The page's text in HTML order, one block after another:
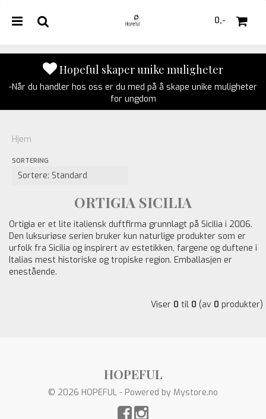
0,-
Hopeful skaper unike muligheter
-Når du handler hos oss er du med på å skape unike muligheter
for ungdom
Hjem
SORTERING
ORTIGIA SICILIA
Ortigia er et lite italiensk duftfirma grunnlagt på Sicilia i 2006.
Den luksuriøse serien bruker kun naturlige produkter som er
urfolk fra Sicilia og inspirert av estetikken, fargene og duftene i
Italias mest historiske og tropiske region. Emballasjen er
enestående.
Viser 0 til 0 (av 0 produkter)
HOPEFUL
© 2026 HOPEFUL - Powered by Mystore.no